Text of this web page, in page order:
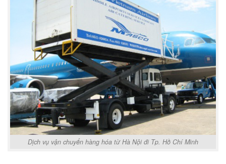
Dịch vụ vận chuyển hàng hóa từ Hà Nội đi Tp. Hồ Chí Minh